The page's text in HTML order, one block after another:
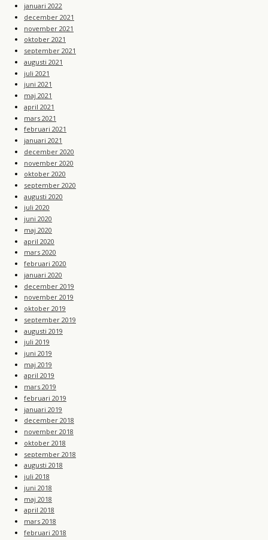
januari 2022
december 2021
november 2021
oktober 2021
september 2021
augusti 2021
juli 2021
juni 2021
maj 2021
april 2021
mars 2021
februari 2021
januari 2021
december 2020
november 2020
oktober 2020
september 2020
augusti 2020
juli 2020
juni 2020
maj 2020
april 2020
mars 2020
februari 2020
januari 2020
december 2019
november 2019
oktober 2019
september 2019
augusti 2019
juli 2019
juni 2019
maj 2019
april 2019
mars 2019
februari 2019
januari 2019
december 2018
november 2018
oktober 2018
september 2018
augusti 2018
juli 2018
juni 2018
maj 2018
april 2018
mars 2018
februari 2018